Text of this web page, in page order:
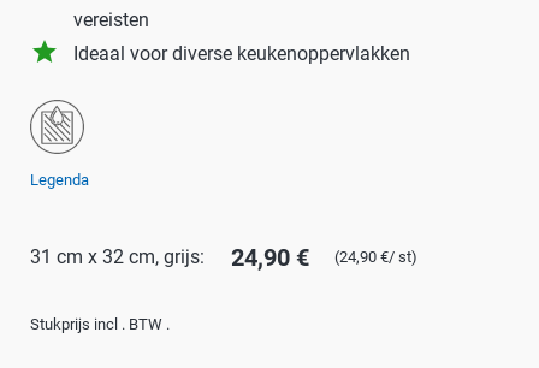
vereisten
grade Ideaal voor diverse keukenoppervlakken
Legenda
31 cm x 32 cm, grijs: 24,90 € (24,90 €/ st)
Stukprijs incl . BTW .